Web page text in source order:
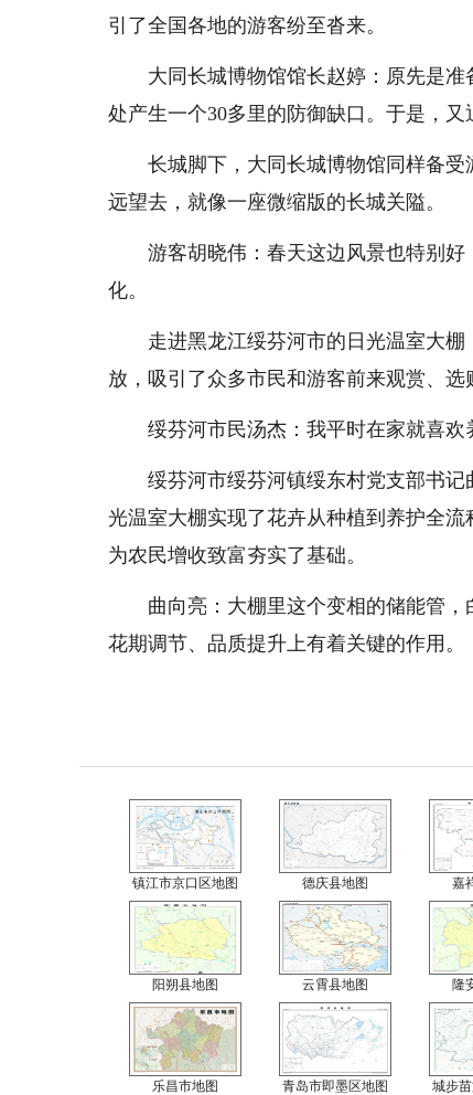
引了全国各地的游客纷至沓来。
大同长城博物馆馆长赵婷：原先是准
处产生一个30多里的防御缺口。于是，
长城脚下，大同长城博物馆同样备受
远望去，就像一座微缩版的长城关隘。
游客胡晓伟：春天这边风景也特别好
化。
走进黑龙江绥芬河市的日光温室大棚
放，吸引了众多市民和游客前来观赏、选
绥芬河市民汤杰：我平时在家就喜欢
绥芬河市绥芬河镇绥东村党支部书记
光温室大棚实现了花卉从种植到养护全
为农民增收致富夯实了基础。
曲向亮：大棚里这个变相的储能管，
花期调节、品质提升上有着关键的作用。
镇江市京口区地图 德庆县地图 嘉
阳朔县地图 云霄县地图 隆
乐昌市地图 青岛市即墨区地图 城步